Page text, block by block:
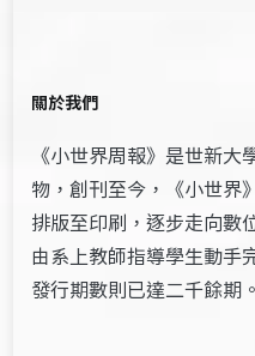
關於我們
《小世界周報》是世新
物，創刊至今，《小世界
排版至印刷，逐步走向數
由系上教師指導學生動手
發行期數則已達二千餘期。